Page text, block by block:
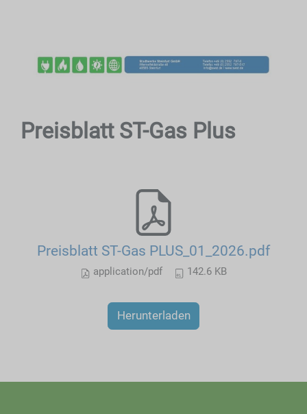
Preisblatt ST-Gas Plus
Preisblatt ST-Gas PLUS_01_2026.pdf
application/pdf 142.6 KB
Herunterladen